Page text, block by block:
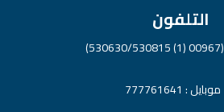
التلفون
موبايل : 777761641